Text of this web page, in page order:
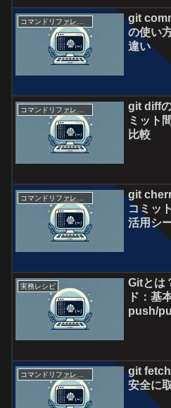
git
の使い
違い
git diff
ミット
比較
git
コミッ
活用シ
実務レシピ
Gitとは
ド：基
push/
git fetch
安全に